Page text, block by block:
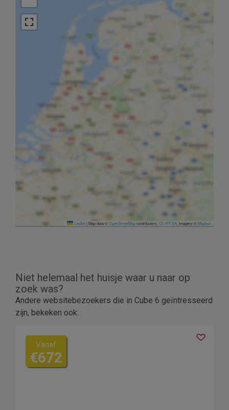
Leaflet|Map data ©OpenStreetMapcontributors,CC-BY-SA, Imagery ©Mapbox
Niet helemaal het huisje waar u naar op
zoek was?
Andere websitebezoekers die in Cube 6 geïntresseerd
zijn, bekeken ook:
Vanaf
€672